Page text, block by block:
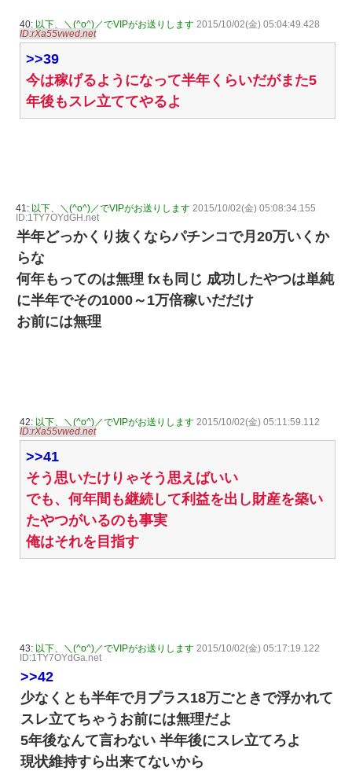
40: 以下、＼(^o^)／でVIPがお送りします 2015/10/02(金) 05:04:49.428
ID:rXa55vwed.net
>>39
今は稼げるようになって半年くらいだがまた5
年後もスレ立ててやるよ
41: 以下、＼(^o^)／でVIPがお送りします 2015/10/02(金) 05:08:34.155
ID:1TY7OYdGH.net
半年どっかくり抜くならパチンコで月20万いくか
らな
何年もってのは無理 fxも同じ 成功したやつは単純
に半年でその1000～1万倍稼いだだけ
お前には無理
42: 以下、＼(^o^)／でVIPがお送りします 2015/10/02(金) 05:11:59.112
ID:rXa55vwed.net
>>41
そう思いたけりゃそう思えばいい
でも、何年間も継続して利益を出し財産を築い
たやつがいるのも事実
俺はそれを目指す
43: 以下、＼(^o^)／でVIPがお送りします 2015/10/02(金) 05:17:19.122
ID:1TY7OYdGa.net
>>42
少なくとも半年で月プラス18万ごときで浮かれて
スレ立てちゃうお前には無理だよ
5年後なんて言わない 半年後にスレ立てろよ
現状維持すら出来てないから